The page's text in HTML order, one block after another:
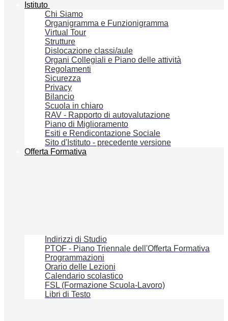
Istituto
Chi Siamo
Organigramma e Funzionigramma
Virtual Tour
Strutture
Dislocazione classi/aule
Organi Collegiali e Piano delle attività
Regolamenti
Sicurezza
Privacy
Bilancio
Scuola in chiaro
RAV - Rapporto di autovalutazione
Piano di Miglioramento
Esiti e Rendicontazione Sociale
Sito d'Istituto - precedente versione
Offerta Formativa
Indirizzi di Studio
PTOF - Piano Triennale dell'Offerta Formativa
Programmazioni
Orario delle Lezioni
Calendario scolastico
FSL (Formazione Scuola-Lavoro)
Libri di Testo